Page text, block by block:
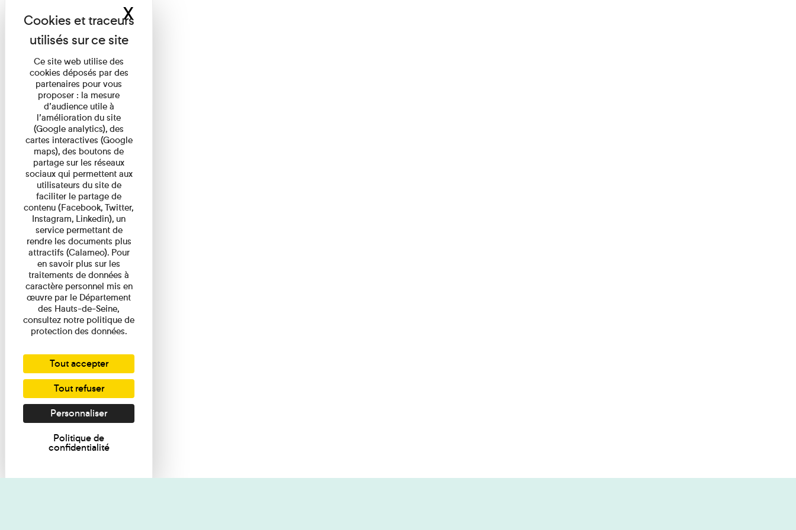
Ce site web utilise des
cookies déposés par des
partenaires pour vous
proposer : la mesure
d’audience utile à
l’amélioration du site
(Google analytics), des
cartes interactives (Google
maps), des boutons de
partage sur les réseaux
sociaux qui permettent aux
utilisateurs du site de
faciliter le partage de
contenu (Facebook, Twitter,
Instagram, Linkedin), un
service permettant de
rendre les documents plus
attractifs (Calameo). Pour
en savoir plus sur les
traitements de données à
caractère personnel mis en
œuvre par le Département
des Hauts-de-Seine,
consultez notre politique de
protection des données.
Tout accepter
Tout refuser
Personnaliser
Politique de
confidentialité
XMasquer le bandeau des cookies